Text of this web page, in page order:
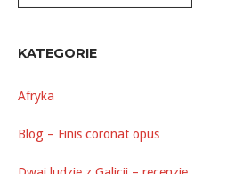
KATEGORIE
Afryka
Blog – Finis coronat opus